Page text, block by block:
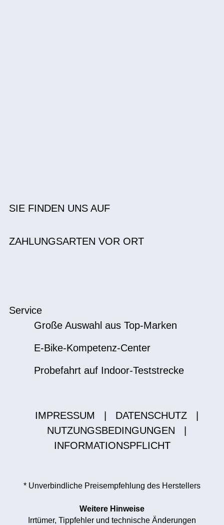
SIE FINDEN UNS AUF
ZAHLUNGSARTEN VOR ORT
Service
Große Auswahl aus Top-Marken
E-Bike-Kompetenz-Center
Probefahrt auf Indoor-Teststrecke
IMPRESSUM DATENSCHUTZ
NUTZUNGSBEDINGUNGEN
INFORMATIONSPFLICHT
* Unverbindliche Preisempfehlung des Herstellers
Weitere Hinweise
Irrtümer, Tippfehler und technische Änderungen